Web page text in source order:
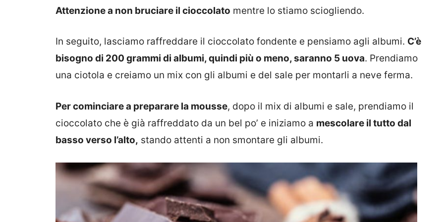
Attenzione a non bruciare il cioccolato mentre lo stiamo sciogliendo.
In seguito, lasciamo raffreddare il cioccolato fondente e pensiamo agli albumi. C’è
bisogno di 200 grammi di albumi, quindi più o meno, saranno 5 uova. Prendiamo
una ciotola e creiamo un mix con gli albumi e del sale per montarli a neve ferma.
Per cominciare a preparare la mousse, dopo il mix di albumi e sale, prendiamo il
cioccolato che è già raffreddato da un bel po’ e iniziamo a mescolare il tutto dal
basso verso l’alto, stando attenti a non smontare gli albumi.